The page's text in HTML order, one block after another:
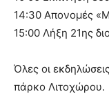
14:30 Απονομές
15:00 Λήξη 21ης
Όλες οι
πάρκο Λιτοχώρου.